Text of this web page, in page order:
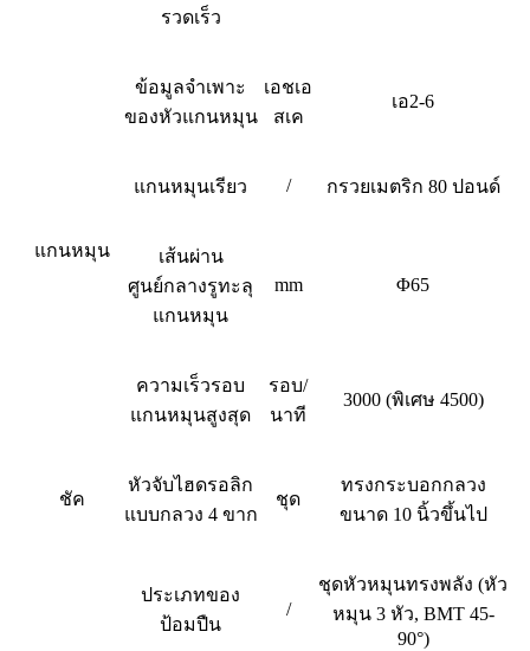
รวดเร็ว
แกนหมุน
ข้อมูลจำเพาะ
ของหัวแกนหมุน
เอชเอ
สเค
เอ2-6
แกนหมุนเรียว / กรวยเมตริก 80 ปอนด์
เส้นผ่าน
ศูนย์กลางรูทะลุ
แกนหมุน
mm Φ65
ความเร็วรอบ
แกนหมุนสูงสุด
รอบ/
นาที
3000 (พิเศษ 4500)
ชัค
หัวจับไฮดรอลิก
แบบกลวง 4 ขาก
ชุด
ทรงกระบอกกลวง
ขนาด 10 นิ้วขึ้นไป
ประเภทของ
ป้อมปืน
/
ชุดหัวหมุนทรงพลัง (หัว
หมุน 3 หัว, BMT 45-
90°)